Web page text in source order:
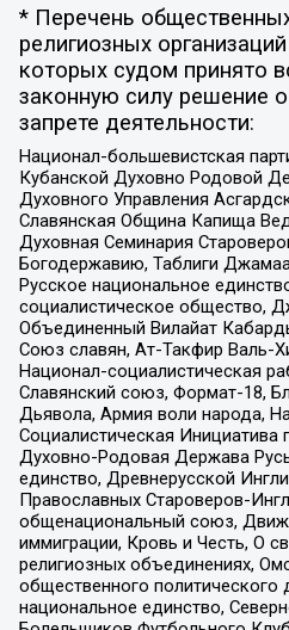
* Перечень
религиозных
которых судом принято
законную силу решение
запрете деятельности:
Национал-большевистская
Кубанской Духовно Родовой
Духовного Управления
Славянская Община Капища
Духовная Семинария
Богодержавию, Таблиги
Русское национальное
социалистическое общество,
Объединенный Вилайат
Союз славян, Ат-Такфир Валь-
Национал-социалистическая
Славянский союз, Формат-18,
Дьявола, Армия воли народа,
Социалистическая Инициатива
Духовно-Родовая Держава
единство, Древнерусской
Православных Староверов-
общенациональный союз,
иммиграции, Кровь и Честь, О
религиозных объединениях,
общественного политического
национальное единство,